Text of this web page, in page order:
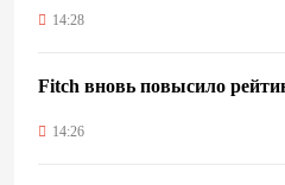
14:28
Fitch вновь повысило
14:26